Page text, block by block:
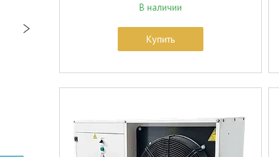
В наличии
Купить